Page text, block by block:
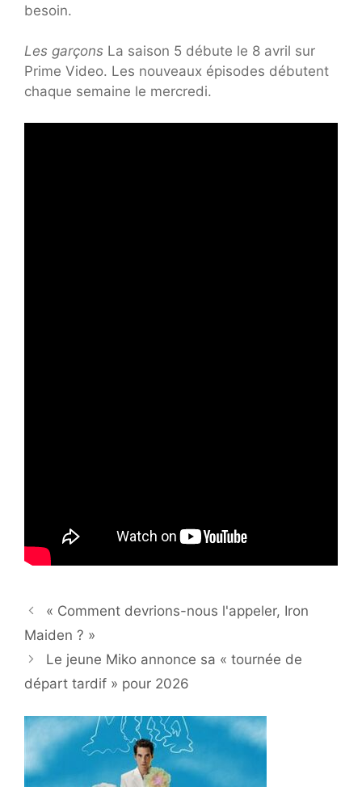
besoin.
Les garçons La saison 5 débute le 8 avril sur
Prime Video. Les nouveaux épisodes débutent
chaque semaine le mercredi.
« Comment devrions-nous l'appeler, Iron
Maiden ? »
Le jeune Miko annonce sa « tournée de
départ tardif » pour 2026